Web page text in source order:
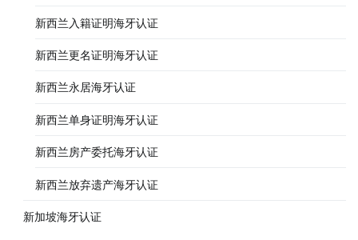
新西兰入籍证明海牙认证
新西兰更名证明海牙认证
新西兰永居海牙认证
新西兰单身证明海牙认证
新西兰房产委托海牙认证
新西兰放弃遗产海牙认证
新加坡海牙认证